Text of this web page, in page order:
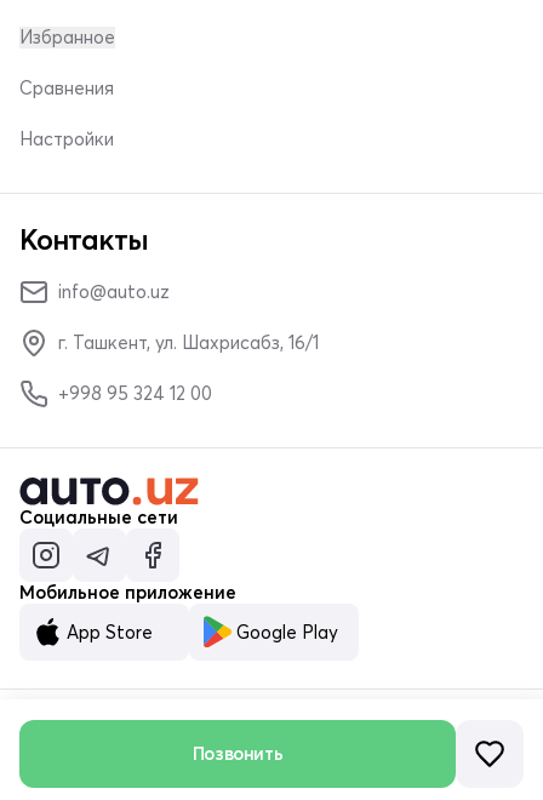
Позвонить
Избранное
Сравнения
Настройки
Контакты
info@auto.uz
г. Ташкент, ул. Шахрисабз, 16/1
+998 95 324 12 00
Социальные сети
Мобильное приложение
App Store
Google Play
© ООО «MALUMOTNOMA» 2023–2026